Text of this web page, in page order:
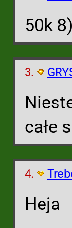
50k 8)
3.
całe
4.
Heja